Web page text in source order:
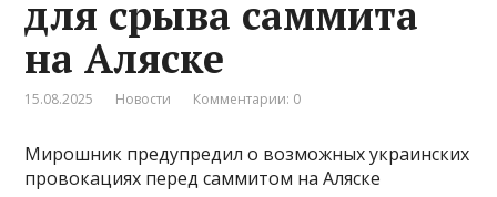
для срыва саммита
на Аляске
15.08.2025 Новости Комментарии: 0
Мирошник предупредил о возможных украинских
провокациях перед саммитом на Аляске